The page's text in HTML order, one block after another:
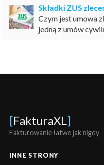
Składki ZUS
Czym jest umowa
jedną z umów
[FakturaXL ]
Fakturowanie łatwe jak nigdy
INNE STRONY